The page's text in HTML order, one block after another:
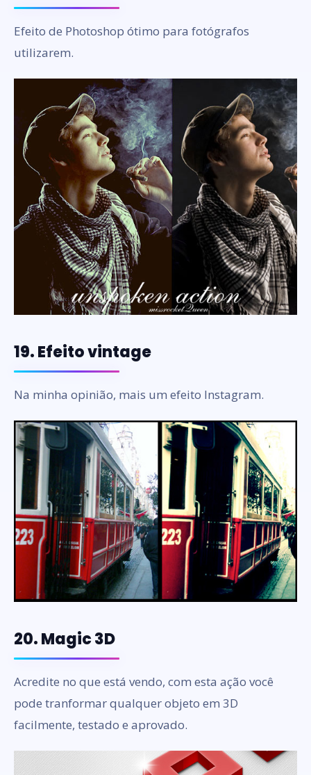
Efeito de Photoshop ótimo para fotógrafos
utilizarem.
19. Efeito vintage
Na minha opinião, mais um efeito Instagram.
20. Magic 3D
Acredite no que está vendo, com esta ação você
pode tranformar qualquer objeto em 3D
facilmente, testado e aprovado.